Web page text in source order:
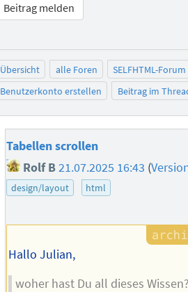
Beitrag melden
Übersicht alle Foren
SELFHTML-Forum
Benutzerkonto erstellen
Beitrag im
Tabellen scrollen
Rolf B 21.07.2025 16:43 (
design/layout html
Hallo Julian,
woher hast Du all dieses